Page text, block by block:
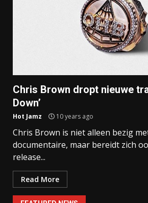
Chris Brown dropt nieuwe
Down’
Hot Jamz 10 years ago
Chris Brown is niet alleen bezig
documentaire, maar bereidt zich
release...
Read More